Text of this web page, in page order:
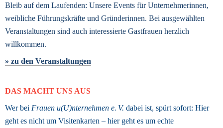
Bleib auf dem Laufenden: Unsere Events für Unternehmerinnen,
weibliche Führungskräfte und Gründerinnen. Bei ausgewählten
Veranstaltungen sind auch interessierte Gastfrauen herzlich
willkommen.
» zu den Veranstaltungen
DAS MACHT UNS AUS
Wer bei Frauen u(U)nternehmen e. V. dabei ist, spürt sofort: Hier
geht es nicht um Visitenkarten – hier geht es um echte